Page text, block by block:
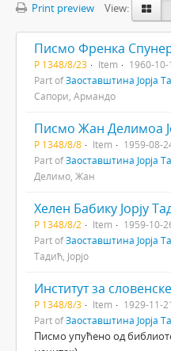
Print preview View:
Писмо Френка
Р 1348/8/23 Item
1960-10-
Part ofЗаоставштина Јорја
Сапори, Армандо
Писмо Жан Делимоа
Р 1348/8/8 Item
1959-08-
Part ofЗаоставштина Јорја
Делимо, Жан
Хелен Бабику Јорју
Р 1348/8/2 Item
1959-10-
Part ofЗаоставштина Јорја
Тадић, Јорјо
Институт за
Р 1348/8/3 Item
1929-11-21
Part ofЗаоставштина Јорја
Писмо упућено од